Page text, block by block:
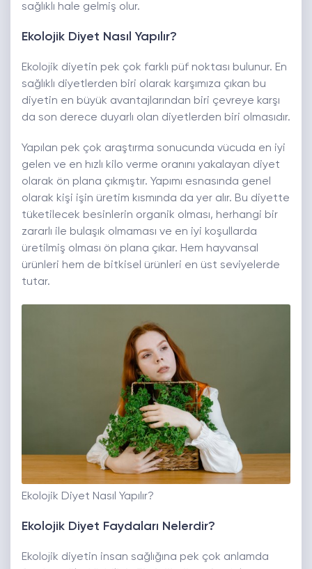
sağlıklı hale gelmiş olur.
Ekolojik Diyet Nasıl Yapılır?
Ekolojik diyetin pek çok farklı püf noktası bulunur. En
sağlıklı diyetlerden biri olarak karşımıza çıkan bu
diyetin en büyük avantajlarından biri çevreye karşı
da son derece duyarlı olan diyetlerden biri olmasıdır.
Yapılan pek çok araştırma sonucunda vücuda en iyi
gelen ve en hızlı kilo verme oranını yakalayan diyet
olarak ön plana çıkmıştır. Yapımı esnasında genel
olarak kişi işin üretim kısmında da yer alır. Bu diyette
tüketilecek besinlerin organik olması, herhangi bir
zararlı ile bulaşık olmaması ve en iyi koşullarda
üretilmiş olması ön plana çıkar. Hem hayvansal
ürünleri hem de bitkisel ürünleri en üst seviyelerde
tutar.
Ekolojik Diyet Nasıl Yapılır?
Ekolojik Diyet Faydaları Nelerdir?
Ekolojik diyetin insan sağlığına pek çok anlamda